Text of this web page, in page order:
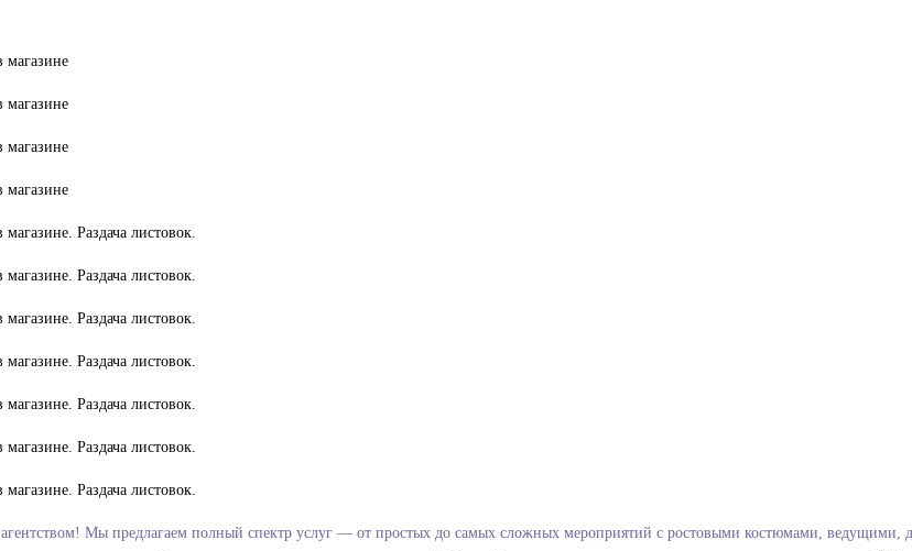
Мы предлагаем полный спектр услуг — от простых до самых сложных мероприятий с ростовыми костюмами,